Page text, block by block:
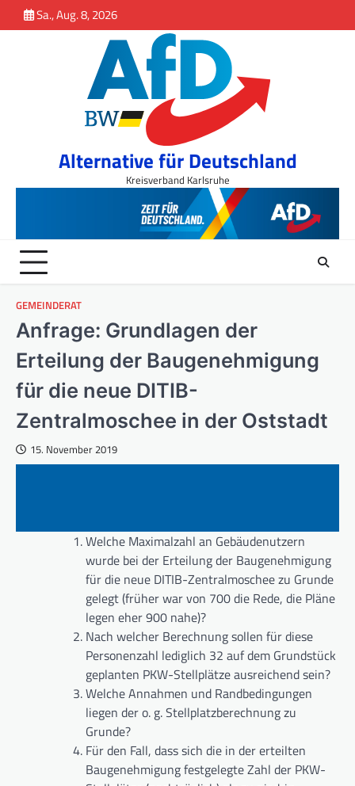
springen
to
Sa., Aug. 8, 2026
Alternative für Deutschland
Kreisverband Karlsruhe
GEMEINDERAT
Anfrage: Grundlagen der
Erteilung der Baugenehmigung
für die neue DITIB-
Zentralmoschee in der Oststadt
15. November 2019
Welche Maximalzahl an Gebäudenutzern
wurde bei der Erteilung der Baugenehmigung
für die neue DITIB-Zentralmoschee zu Grunde
gelegt (früher war von 700 die Rede, die Pläne
legen eher 900 nahe)?
Nach welcher Berechnung sollen für diese
Personenzahl lediglich 32 auf dem Grundstück
geplanten PKW-Stellplätze ausreichend sein?
Welche Annahmen und Randbedingungen
liegen der o. g. Stellplatzberechnung zu
Grunde?
Für den Fall, dass sich die in der erteilten
Baugenehmigung festgelegte Zahl der PKW-